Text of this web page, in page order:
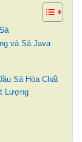
và Sả Java
Sả Hóa Chất
Lượng